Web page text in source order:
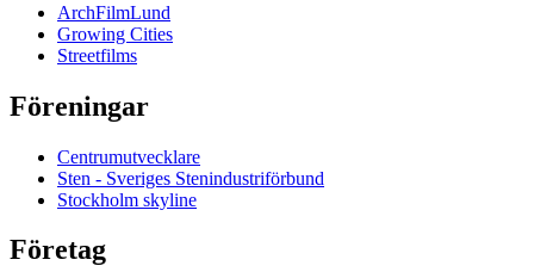
ArchFilmLund
Growing Cities
Streetfilms
Föreningar
Centrumutvecklare
Sten - Sveriges Stenindustriförbund
Stockholm skyline
Företag